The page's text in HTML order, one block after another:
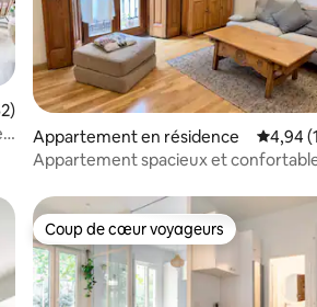
4,94 sur 5
moyenne sur la base de 162
Appartement en résidence
4,94
Appartement spacieux et
Coup de cœur voyageurs
Coup de cœur voyageurs